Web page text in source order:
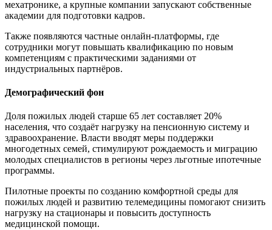
мехатронике, а крупные компании запускают собственные
академии для подготовки кадров.
Также появляются частные онлайн-платформы, где
сотрудники могут повышать квалификацию по новым
компетенциям с практическими заданиями от
индустриальных партнёров.
Демографический фон
Доля пожилых людей старше 65 лет составляет 20%
населения, что создаёт нагрузку на пенсионную систему и
здравоохранение. Власти вводят меры поддержки
многодетных семей, стимулируют рождаемость и миграцию
молодых специалистов в регионы через льготные ипотечные
программы.
Пилотные проекты по созданию комфортной среды для
пожилых людей и развитию телемедицины помогают снизить
нагрузку на стационары и повысить доступность
медицинской помощи.